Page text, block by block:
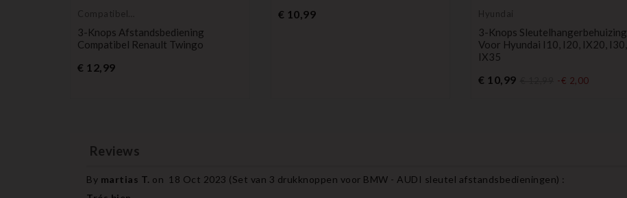
Compatibel
3-Knops Afstandsbediening
Compatibel Renault Twingo
€ 12,99Prijs
€ 10,99Prijs Hyundai
3-Knops Sleutelhangerbehuizing
Voor Hyundai I10, I20, IX20, I30,
IX35
€ 10,99 -€ 2,00Prijs
Reviews
By martias T. on 18 Oct 2023 (Set van 3 drukknoppen voor BMW - AUDI sleutel afstandsbedieningen) :